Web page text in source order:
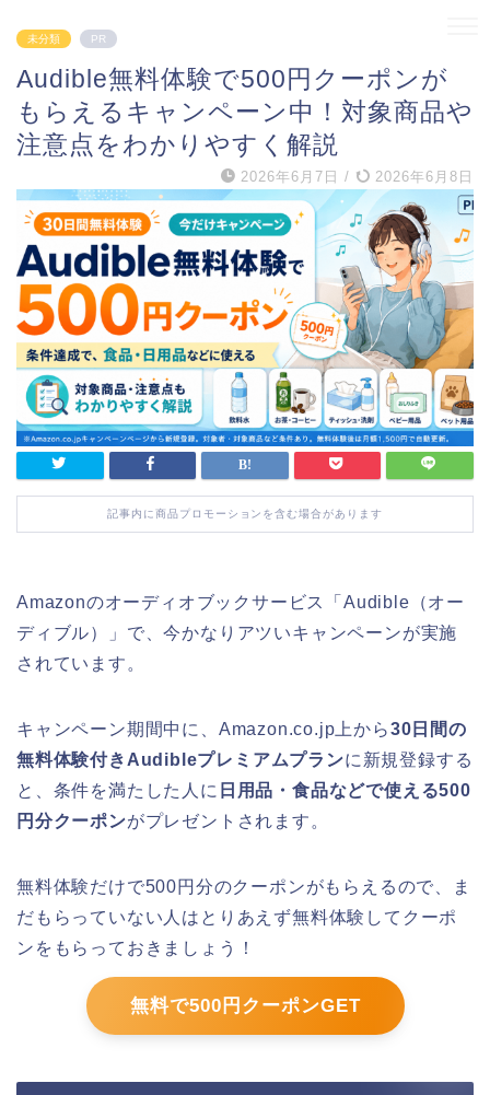
未分類 PR
Audible無料体験で500円クーポンが
もらえるキャンペーン中！対象商品や
注意点をわかりやすく解説
2026年6月7日 / 2026年6月8日
記事内に商品プロモーションを含む場合があります
Amazonのオーディオブックサービス「Audible（オー
ディブル）」で、今かなりアツいキャンペーンが実施
されています。
キャンペーン期間中に、Amazon.co.jp上から30日間の
無料体験付きAudibleプレミアムプランに新規登録する
と、条件を満たした人に 日用品・食品などで使える500
円分クーポンがプレゼントされます。
無料体験だけで500円分のクーポンがもらえるので、ま
だもらっていない人はとりあえず無料体験してクーポ
ンをもらっておきましょう！
無料で500円クーポンGET